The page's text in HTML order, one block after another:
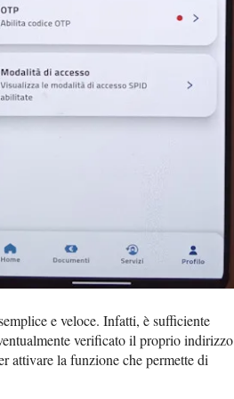
e veloce. Infatti, è sufficiente
verificato il proprio indirizzo
attivare la funzione che permette di